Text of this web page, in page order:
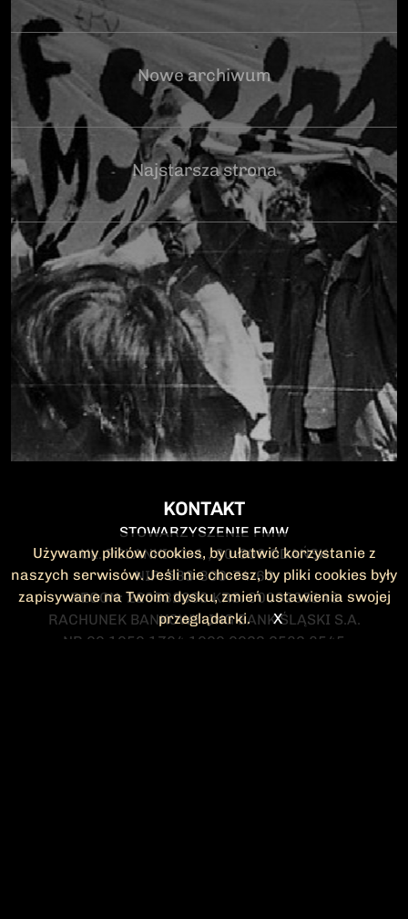
Nowe archiwum
Najstarsza strona
KONTAKT
STOWARZYSZENIE FMW
UL. POLANKI 41-1 , 80-308 GDAŃSK
NIP: 583-300-74-60
REGON: 220532063 KRS: 0000295148
RACHUNEK BANKOWY: ING BANK ŚLĄSKI S.A.
NR 90 1050 1764 1000 0023 2582 8545
Używamy plików cookies, by ułatwić korzystanie z
naszych serwisów. Jeśli nie chcesz, by pliki cookies były
zapisywane na Twoim dysku, zmień ustawienia swojej
przeglądarki.
X